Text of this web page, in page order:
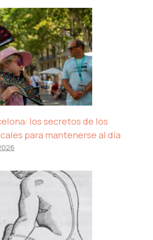
los secretos de los
para mantenerse al día